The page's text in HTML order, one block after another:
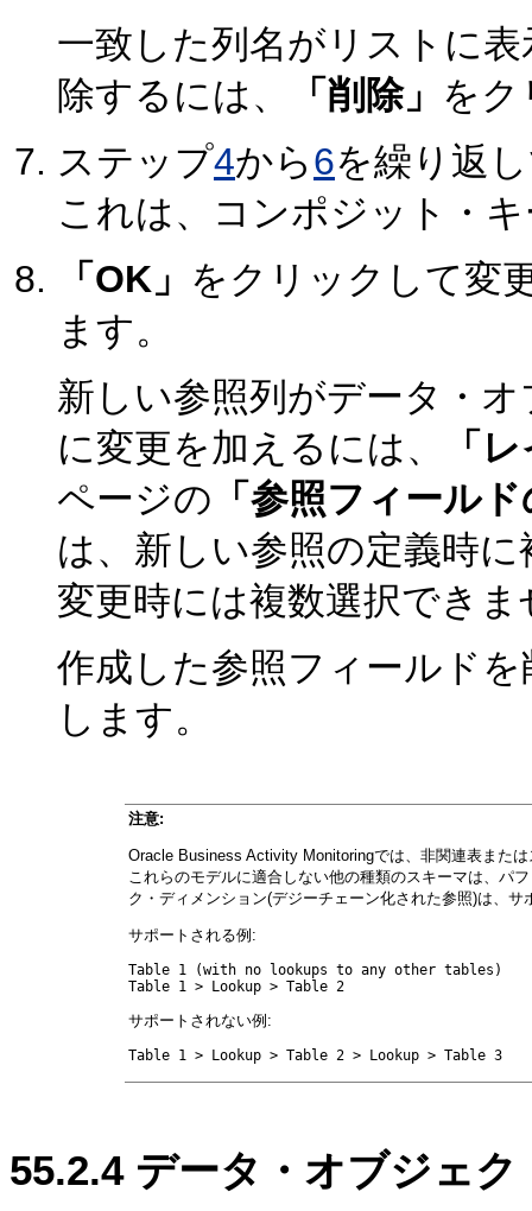
一致した列名がリストに
除するには、
「削除」 をク
ステップ4から6を繰り返
これは、コンポジット・
「OK」 をクリックして変
ます。
新しい参照列がデータ・
に変更を加えるには、
「
ページの 「参照フィール
は、新しい参照の定義時
変更時には複数選択できま
作成した参照フィールド
します。
注意:
Oracle Business Activity Monitoringでは、非関連表また
これらのモデルに適合しない他の種類のスキーマは、パ
ク・ディメンション(デジーチェーン化された参照)は、サ
サポートされる例:
Table 1 (with no lookups to any other tables)
Table 1 > Lookup > Table 2
サポートされない例:
Table 1 > Lookup > Table 2 > Lookup > Table 3
55.2.4データ・オブジェク